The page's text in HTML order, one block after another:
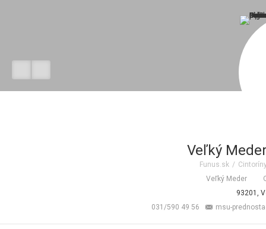
Veľký
Funus.sk /
Veľký Meder
93201,
031/590 49 56
msu-